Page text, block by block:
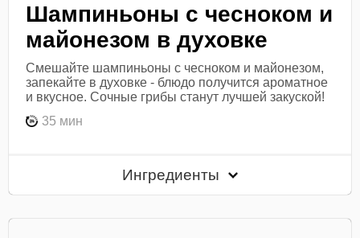
Шампиньоны с чесноком и
майонезом в духовке
Смешайте шампиньоны с чесноком и майонезом,
запекайте в духовке - блюдо получится ароматное
и вкусное. Сочные грибы станут лучшей закуской!
35 мин
Ингредиенты